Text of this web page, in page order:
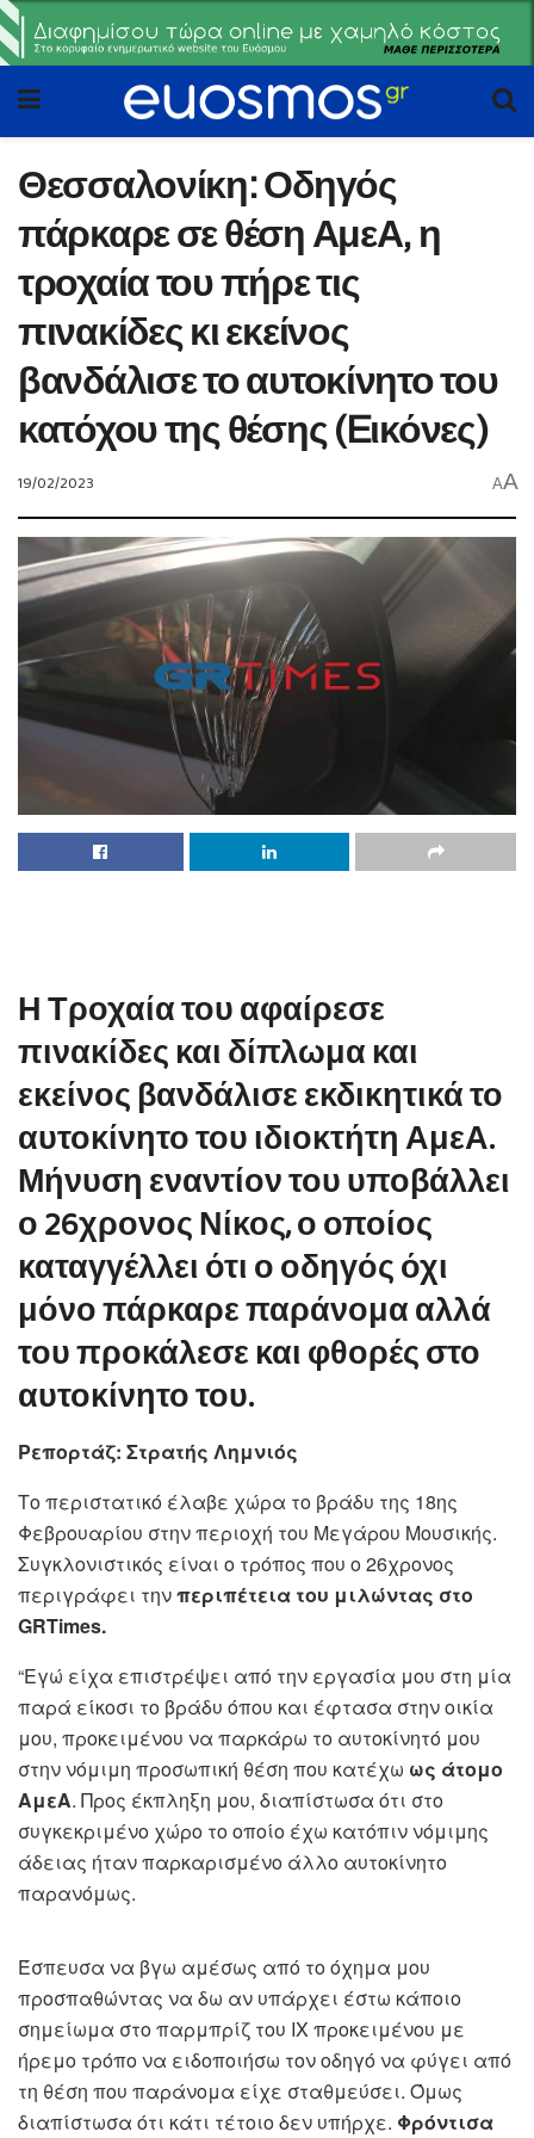
Θεσσαλονίκη: Οδηγός
πάρκαρε σε θέση ΑμεΑ, η
τροχαία του πήρε τις
πινακίδες κι εκείνος
βανδάλισε το αυτοκίνητο του
κατόχου της θέσης (Eικόνες)
19/02/2023 AA
Η Τροχαία του αφαίρεσε
πινακίδες και δίπλωμα και
εκείνος βανδάλισε εκδικητικά το
αυτοκίνητο του ιδιοκτήτη ΑμεΑ.
Μήνυση εναντίον του υποβάλλει
ο 26χρονος Νίκος, ο οποίος
καταγγέλλει ότι ο οδηγός όχι
μόνο πάρκαρε παράνομα αλλά
του προκάλεσε και φθορές στο
αυτοκίνητο του.
Ρεπορτάζ: Στρατής Λημνιός
Το περιστατικό έλαβε χώρα το βράδυ της 18ης
Φεβρουαρίου στην περιοχή του Μεγάρου Μουσικής.
Συγκλονιστικός είναι ο τρόπος που ο 26χρονος
περιγράφει τηνπεριπέτεια του μιλώντας στο
GRTimes.
“Εγώ είχα επιστρέψει από την εργασία μου στη μία
παρά είκοσι το βράδυ όπου και έφτασα στην οικία
μου, προκειμένου να παρκάρω το αυτοκίνητό μου
στην νόμιμη προσωπική θέση που κατέχω ως άτομο
ΑμεΑ. Προς έκπληξη μου, διαπίστωσα ότι στο
συγκεκριμένο χώρο το οποίο έχω κατόπιν νόμιμης
άδειας ήταν παρκαρισμένο άλλο αυτοκίνητο
παρανόμως.
Έσπευσα να βγω αμέσως από το όχημα μου
προσπαθώντας να δω αν υπάρχει έστω κάποιο
σημείωμα στο παρμπρίζ του ΙΧ προκειμένου με
ήρεμο τρόπο να ειδοποιήσω τον οδηγό να φύγει από
τη θέση που παράνομα είχε σταθμεύσει. Όμως
διαπίστωσα ότι κάτι τέτοιο δεν υπήρχε. Φρόντισα